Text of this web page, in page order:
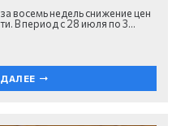
восемь недель снижение цен
В период с 28 июля по 3…